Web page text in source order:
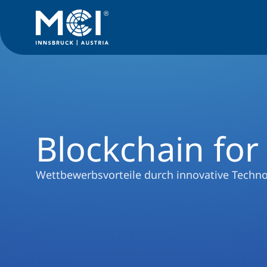
Blockchain
Wettbewerbsvorteile durch innovative